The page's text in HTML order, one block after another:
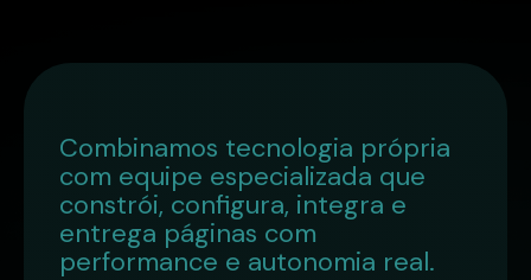
Combinamos tecnologia própria
com equipe especializada que
constrói, configura, integra e
entrega páginas com
performance e autonomia real.